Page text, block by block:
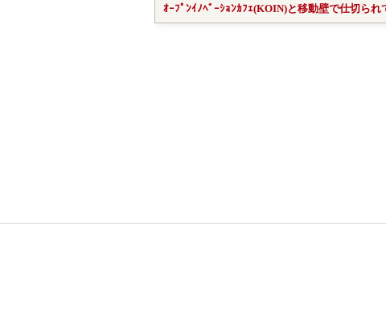
ｵｰﾌﾟﾝｲﾉﾍﾞｰｼｮﾝｶﾌｪ(KOIN)と移動壁で仕切られ